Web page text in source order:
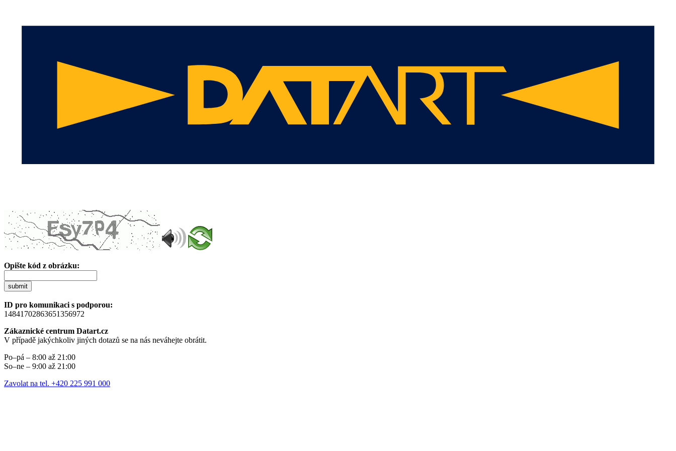
Opište kód z obrázku:
submit
ID pro komunikaci s podporou:
14841702863651356972
Zákaznické centrum Datart.cz
V případě jakýchkoliv jiných dotazů se na nás neváhejte obrátit.
Po–pá – 8:00 až 21:00
So–ne – 9:00 až 21:00
Zavolat na tel. +420 225 991 000